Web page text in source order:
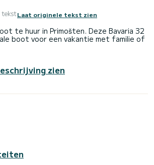
tekstLaat originele tekst zien
te huur in Primošten. Deze Bavaria 32
boot voor een vakantie met familie of
Met een totale lengte van 10
bondgenoot om een uitzonderlijke
Sea Star 1 toilet met douche
heeft de volgende uitrusting:
met ons op te nemen voor een
zien